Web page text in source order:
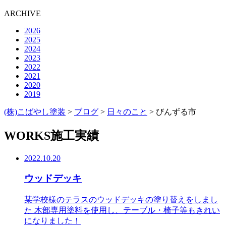
ARCHIVE
2026
2025
2024
2023
2022
2021
2020
2019
(株)こばやし塗装 > ブログ > 日々のこと > びんずる市
WORKS施工実績
2022.10.20
ウッドデッキ
某学校様のテラスのウッドデッキの塗り替えをしまし
た 木部専用塗料を使用し、テーブル・椅子等もきれい
になりました！